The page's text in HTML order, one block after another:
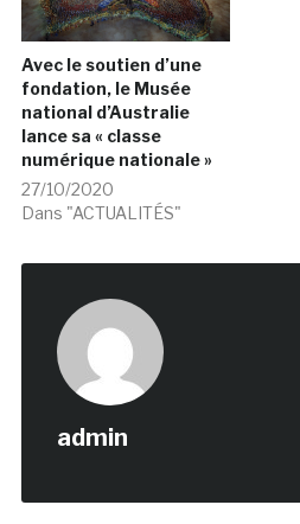
Avec le soutien d’une
fondation, le Musée
national d’Australie
lance sa « classe
numérique nationale »
27/10/2020
Dans "ACTUALITÉS"
admin